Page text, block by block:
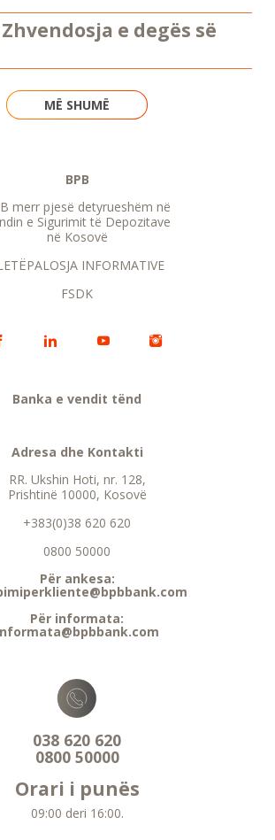
e degës së
MË SHUMË
BPB
merr pjesë detyrueshëm në
e Sigurimit të Depozitave
në Kosovë
INFORMATIVE
FSDK
Banka e vendit tënd
Adresa dhe Kontakti
RR. Ukshin Hoti, nr. 128,
Prishtinë 10000, Kosovë
+383(0)38 620 620
0800 50000
Për ankesa:
Për informata:
038 620 620
0800 50000
Orari i punës
09:00 deri 16:00.